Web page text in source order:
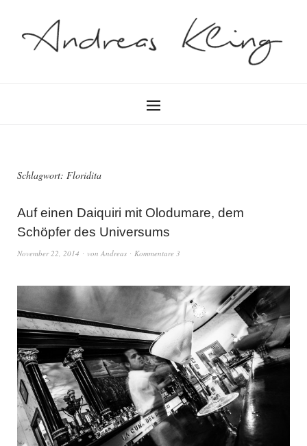
Schlagwort: Floridita
Auf einen Daiquiri mit Olodumare, dem
Schöpfer des Universums
November 22, 2014 von Andreas Kommentare 3